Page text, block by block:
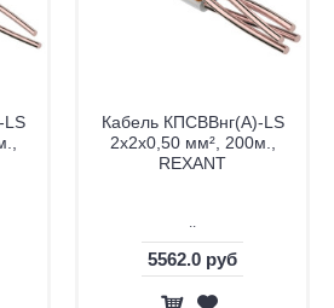
LS
Кабель КПСВВнг(А)-LS
2х2х0,50 мм², 200м.,
REXANT
5562.0 руб